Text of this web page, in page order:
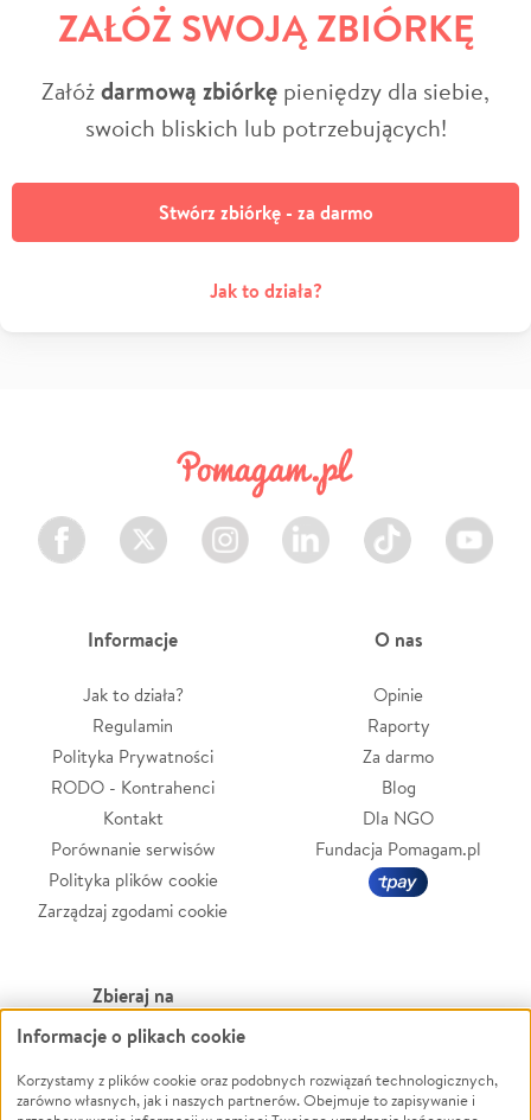
ZAŁÓŻ SWOJĄ ZBIÓRKĘ
Załóżdarmową zbiórkę pieniędzy dla siebie,
swoich bliskich lub potrzebujących!
Stwórz zbiórkę - za darmo
Jak to działa?
Facebook Twitter Instagram LinkedIn TikTok Youtube
Informacje
Jak to działa?
Regulamin
Polityka Prywatności
RODO - Kontrahenci
Kontakt
Porównanie serwisów
Polityka plików cookie
Zarządzaj zgodami cookie
O nas
Opinie
Raporty
Za darmo
Blog
Dla NGO
Fundacja Pomagam.pl
Zbieraj na
Leczenie
Zwierzęta
Pożar
Powódź
Wichura
Informacje o plikach cookie
Korzystamy z plików cookie oraz podobnych rozwiązań technologicznych,
zarówno własnych, jak i naszych partnerów. Obejmuje to zapisywanie i